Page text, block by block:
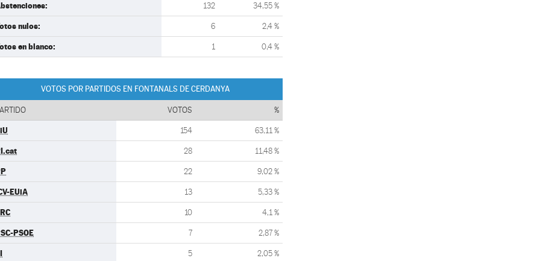
132 34,55 %
nulos: 6 2,4 %
en blanco: 1 0,4 %
VOTOS POR PARTIDOS EN FONTANALS DE CERDANYA
VOTOS %
154 63,11 %
28 11,48 %
22 9,02 %
EUiA 13 5,33 %
10 4,1 %
PSOE 7 2,87 %
5 2,05 %